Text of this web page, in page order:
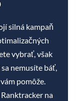
silná kampaň
vybrať, však
nemusíte báť,
pomôže.
na